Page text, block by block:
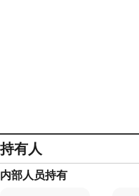
持有人
内部人员持有